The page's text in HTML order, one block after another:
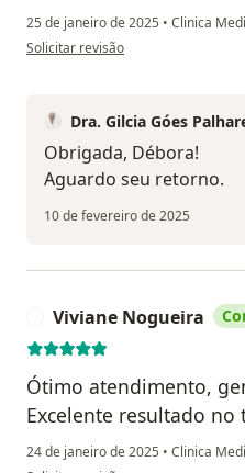
25 de janeiro de 2025 • Clinica
na opinião do utilizador Débora Porto
Solicitar revisão
Dra. Gilcia Góes
Obrigada, Débora!
Aguardo seu retorno.
10 de fevereiro de 2025
Viviane Nogueira
Ótimo atendimento,
Excelente resultado no
24 de janeiro de 2025 • Clinica